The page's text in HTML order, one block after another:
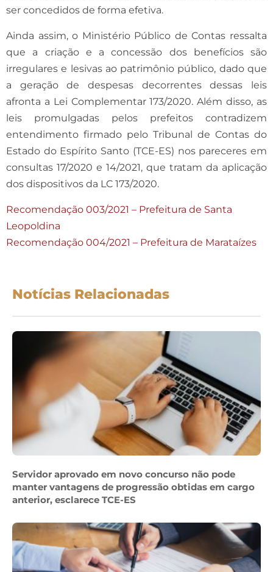
ser concedidos de forma efetiva.
Ainda assim, o Ministério Público de Contas ressalta
que a criação e a concessão dos benefícios são
irregulares e lesivas ao patrimônio público, dado que
a geração de despesas decorrentes dessas leis
afronta a Lei Complementar 173/2020. Além disso, as
leis promulgadas pelos prefeitos contradizem
entendimento firmado pelo Tribunal de Contas do
Estado do Espírito Santo (TCE-ES) nos pareceres em
consultas 17/2020 e 14/2021, que tratam da aplicação
dos dispositivos da LC 173/2020.
Recomendação 003/2021 – Prefeitura de Santa
Leopoldina
Recomendação 004/2021 – Prefeitura de Marataízes
Notícias Relacionadas
Servidor aprovado em novo concurso não pode
manter vantagens de progressão obtidas em cargo
anterior, esclarece TCE-ES